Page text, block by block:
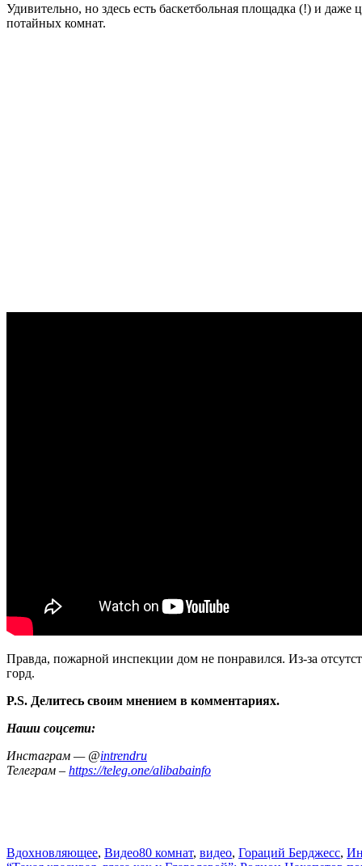
Удивительно, но здесь есть баскетбольная площадка (!) и даже
потайных комнат.
Правда, пожарной инспекции дом не понравился. Из-за
горд.
P.S. Делитесь своим мнением в комментариях.
Наши соцсети:
Инстаграм — @intrendru
Телеграм – https://teleg.one/alibabainfo
Вдохновляющее, Видео80 комнат, видео, Гораций Берджесс,